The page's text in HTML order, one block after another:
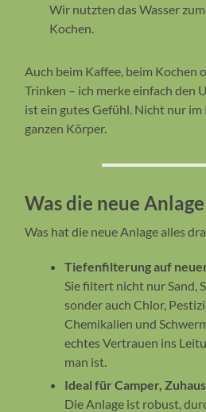
Wir nutzten das Wasser
Kochen.
Auch beim Kaffee, beim Kochen
Trinken – ich merke einfach den
ist ein gutes Gefühl. Nicht nur im
ganzen Körper.
Was die neue
Was hat die neue Anlage alles
Tiefenfilterung auf
Sie filtert nicht nur Sand,
sonder auch Chlor,
Chemikalien und
echtes Vertrauen ins
man ist.
Ideal für Camper,
Die Anlage ist robust,